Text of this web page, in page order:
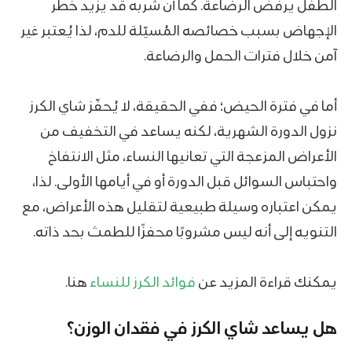
الطفل يرفض الرضاعة. كما أن شربه قد يزيد خطر
الإجهاض بسبب خصائصه المُسيّلة للدم، لذا يُعتبر غير
آمن خلال فترات الحمل والرضاعة.
أما في فترة الحيض؛ ففي الحقيقة، لا يُحفّز شاي الكرز
نزول الدورة الشهرية، لكنه يساعد في التخفيف من
الأعراض المزعجة التي تعانيها النساء، مثل الانتفاخ
واحتباس السوائل قبل الدورة أو في أيامها الأولى. لذا،
يمكن اعتباره وسيلة طبيعية لتقليل هذه الأعراض، مع
التنويه إلى أنه ليس مشروبًا محفزًا للطمث بحد ذاته.
يمكنك قراءة المزيد عن فوائد الكرز للنساء هنا.
هل يساعد شاي الكرز في فقدان الوزن؟